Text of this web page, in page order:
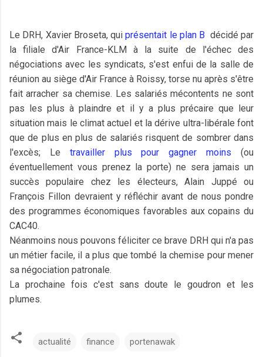
Le DRH, Xavier Broseta, quiprésentait le plan B décidé par
la filiale d'Air France-KLM à la suite de l'échec des
négociations avec les syndicats, s'est enfui de la salle de
réunion au siège d'Air France à Roissy, torse nu après s'être
fait arracher sa chemise. Les salariés mécontents ne sont
pas les plus à plaindre et il y a plus précaire que leur
situation mais le climat actuel et la dérive ultra-libérale font
que de plus en plus de salariés risquent de sombrer dans
l'excès; Le travailler plus pour gagner moins (ou
éventuellement vous prenez la porte) ne sera jamais un
succès populaire chez les électeurs, Alain Juppé ou
François Fillon devraient y réfléchir avant de nous pondre
des programmes économiques favorables aux copains du
CAC40.
Néanmoins nous pouvons féliciter ce brave DRH qui n'a pas
un métier facile, il a plus que tombé la chemise pour mener
sa négociation patronale.
La prochaine fois c'est sans doute le goudron et les
plumes.
actualité finance portenawak